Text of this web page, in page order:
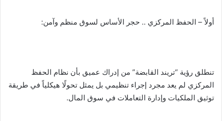
أولاً – الحفظ المركزي .. حجر الأساس لسوق منظم وآمن:
تنطلق رؤية “تريند القابضة” من إدراك عميق بأن نظام الحفظ
المركزي لم يعد مجرد إجراء تنظيمي بل يمثل تحولًا هيكلياً في طريقة
توثيق الملكيات وإدارة التعاملات في سوق المال.